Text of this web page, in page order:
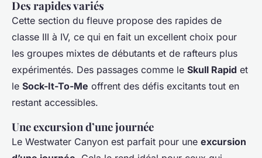
Des rapides variés
Cette section du fleuve propose des rapides de
classe III à IV, ce qui en fait un excellent choix pour
les groupes mixtes de débutants et de rafteurs plus
expérimentés. Des passages comme le Skull Rapid et
le Sock-It-To-Me offrent des défis excitants tout en
restant accessibles.
Une excursion d’une journée
Le Westwater Canyon est parfait pour une excursion